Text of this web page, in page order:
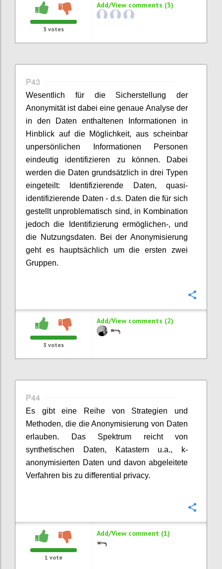
3 votes
Add/View comments (3)
P43
Wesentlich für die Sicherstellung der
Anonymität ist dabei eine genaue Analyse der
in den Daten enthaltenen Informationen in
Hinblick auf die Möglichkeit, aus scheinbar
unpersönlichen Informationen Personen
eindeutig identifizieren zu können. Dabei
werden die Daten grundsätzlich in drei Typen
eingeteilt: Identifizierende Daten, quasi-
identifizierende Daten - d.s. Daten die für sich
gestellt unproblematisch sind, in Kombination
jedoch die Identifizierung ermöglichen-, und
die Nutzungsdaten. Bei der Anonymisierung
geht es hauptsächlich um die ersten zwei
Gruppen.
3 votes
Add/View comments (2)
P44
Es gibt eine Reihe von Strategien und
Methoden, die die Anonymisierung von Daten
erlauben. Das Spektrum reicht von
synthetischen Daten, Katastern u.a., k-
anonymisierten Daten und davon abgeleitete
Verfahren bis zu differential privacy.
1 vote
Add/View comment (1)